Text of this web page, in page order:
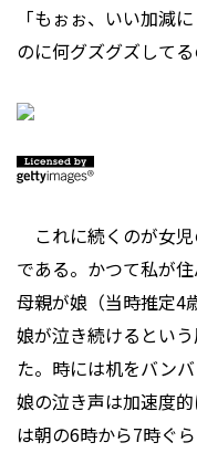
「もぉぉ、いい加減
のに何グズグズしてる
これに続くのが女
である。かつて私が
母親が娘（当時推定4
娘が泣き続けるとい
た。時には机をバン
娘の泣き声は加速度
は朝の6時から7時ぐ